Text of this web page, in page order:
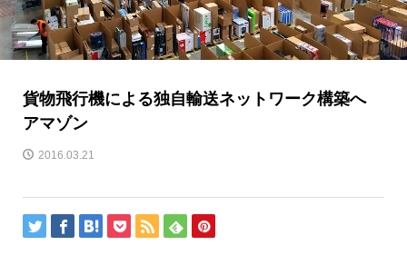
貨物飛行機による独自輸送ネットワーク構築へ
アマゾン
2016.03.21